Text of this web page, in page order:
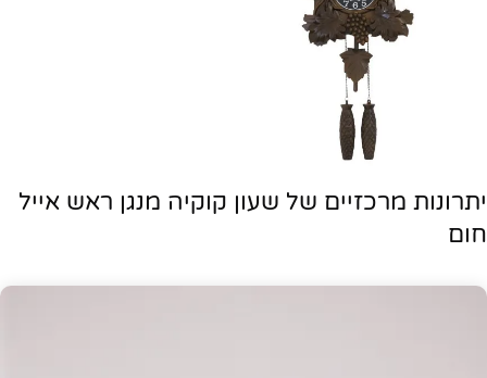
יתרונות מרכזיים של שעון קוקיה מנגן ראש אייל
חום